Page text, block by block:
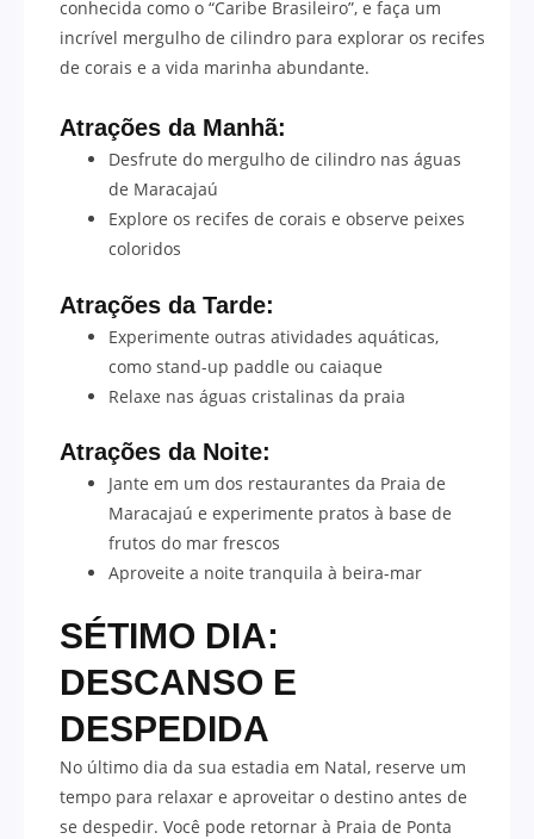
conhecida como o “Caribe Brasileiro”, e faça um
incrível mergulho de cilindro para explorar os recifes
de corais e a vida marinha abundante.
Atrações da Manhã:
Desfrute do mergulho de cilindro nas águas
de Maracajaú
Explore os recifes de corais e observe peixes
coloridos
Atrações da Tarde:
Experimente outras atividades aquáticas,
como stand-up paddle ou caiaque
Relaxe nas águas cristalinas da praia
Atrações da Noite:
Jante em um dos restaurantes da Praia de
Maracajaú e experimente pratos à base de
frutos do mar frescos
Aproveite a noite tranquila à beira-mar
SÉTIMO DIA:
DESCANSO E
DESPEDIDA
No último dia da sua estadia em Natal, reserve um
tempo para relaxar e aproveitar o destino antes de
se despedir. Você pode retornar à Praia de Ponta